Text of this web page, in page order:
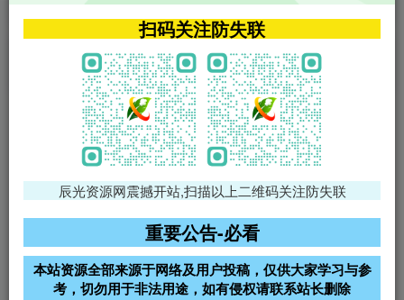
VIP特权介绍 APP源码
VIP特权介绍
火
VIP特权介绍
影视源码
影视源码
免费领支付宝红包
腾讯轻量4核4G3M服务器38元/
阿里云2核2G200M服务器68元/
年
雨云高防免备案服务器
扫码关注防失联
辰光资源网震撼开站,扫描以上二维码关注防失联
重要公告-必看
本站资源全部来源于网络及用户投稿，仅供大家学习与参
考，切勿用于非法用途，如有侵权请联系站长删除